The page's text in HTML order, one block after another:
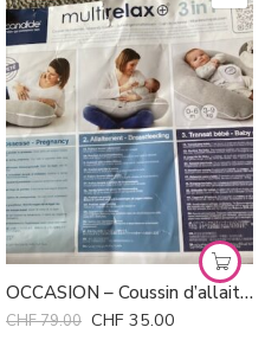
OCCASION – Coussin d’allaitement Candide 3 en 1
CHF79.00 CHF 35.00